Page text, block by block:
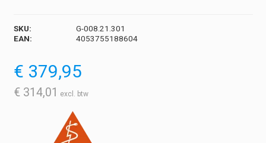
SKU:
G-008.21.301
EAN:
4053755188604
€ 379,95
€ 314,01